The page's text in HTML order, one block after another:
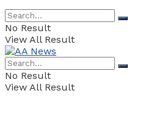
No Result
View All Result
No Result
View All Result